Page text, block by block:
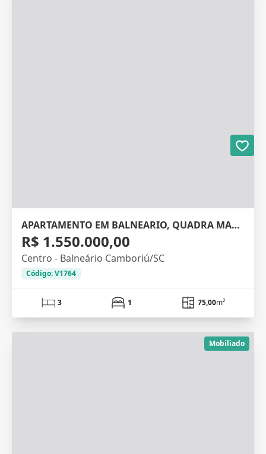
APARTAMENTO EM BALNEARIO, QUADRA MAR, 75M²
R$ 1.550.000,00
Centro - Balneário Camboriú/SC
Código: V1764
3 1 75,00m²
Mobiliado